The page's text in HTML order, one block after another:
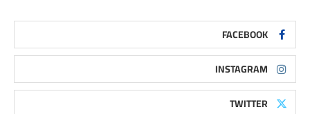
FACEBOOK
INSTAGRAM
TWITTER